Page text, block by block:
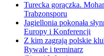
Turecka gorączka.
Trabzonsporu
Jagiellonia pokonała
Europy i Konferencji
Z kim zagrają polskie
Rywale i terminarz